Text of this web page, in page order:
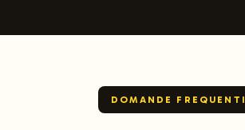
DOMANDE FREQUENTI